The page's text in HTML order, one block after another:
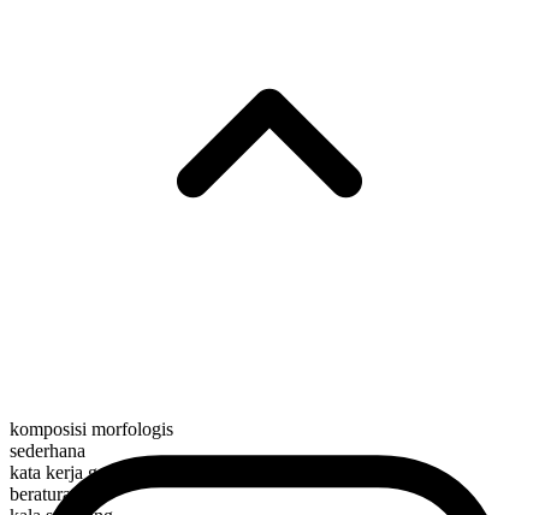
komposisi morfologis
sederhana
kata kerja gerak
beraturan